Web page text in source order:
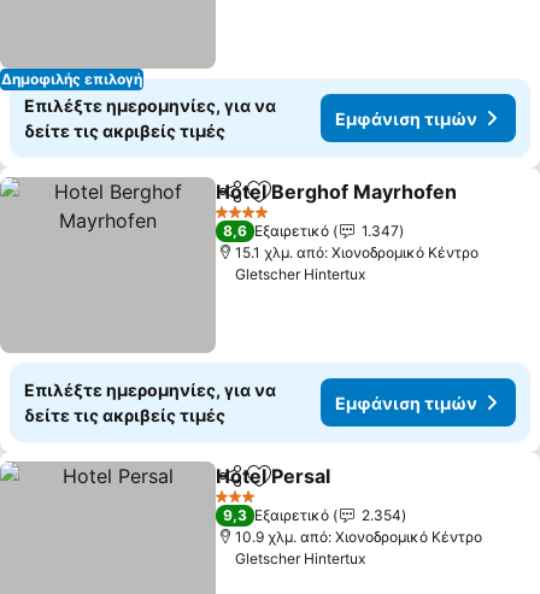
Δημοφιλής επιλογή
Επιλέξτε ημερομηνίες, για να
δείτε τις ακριβείς τιμές
Εμφάνιση τιμών
Κοινοποίηση
Προσθήκη στα αγαπημένα
Hotel Berghof Mayrhofen
4 Αστέρια
8,6 Εξαιρετικό
1.347
15.1 χλμ. από: Χιονοδρομικό Κέντρο
Gletscher Hintertux
Επιλέξτε ημερομηνίες, για να
δείτε τις ακριβείς τιμές
Εμφάνιση τιμών
Κοινοποίηση
Προσθήκη στα αγαπημένα
Hotel Persal
3 Αστέρια
9,3 Εξαιρετικό
2.354
10.9 χλμ. από: Χιονοδρομικό Κέντρο
Gletscher Hintertux